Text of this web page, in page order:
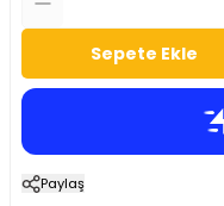
Sepete Ekle
Paylaş